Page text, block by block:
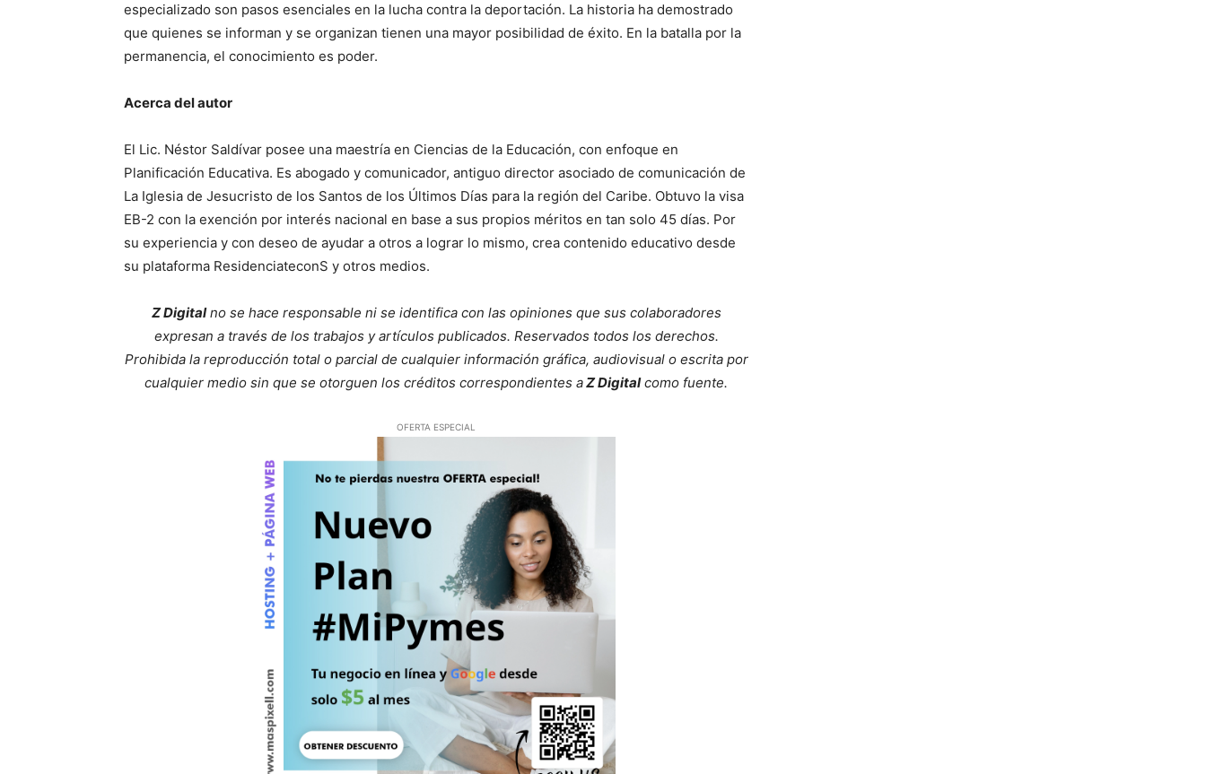
especializado son pasos esenciales en la lucha contra la deportación. La historia ha demostrado
que quienes se informan y se organizan tienen una mayor posibilidad de éxito. En la batalla por la
permanencia, el conocimiento es poder.
Acerca del autor
El Lic. Néstor Saldívar posee una maestría en Ciencias de la Educación, con enfoque en
Planificación Educativa. Es abogado y comunicador, antiguo director asociado de comunicación de
La Iglesia de Jesucristo de los Santos de los Últimos Días para la región del Caribe. Obtuvo la visa
EB-2 con la exención por interés nacional en base a sus propios méritos en tan solo 45 días. Por
su experiencia y con deseo de ayudar a otros a lograr lo mismo, crea contenido educativo desde
su plataforma ResidenciateconS y otros medios.
Z Digitalno se hace responsable ni se identifica con las opiniones que sus colaboradores
expresan a través de los trabajos y artículos publicados. Reservados todos los derechos.
Prohibida la reproducción total o parcial de cualquier información gráfica, audiovisual o escrita por
cualquier medio sin que se otorguen los créditos correspondientes aZ Digitalcomo fuente.
OFERTA ESPECIAL